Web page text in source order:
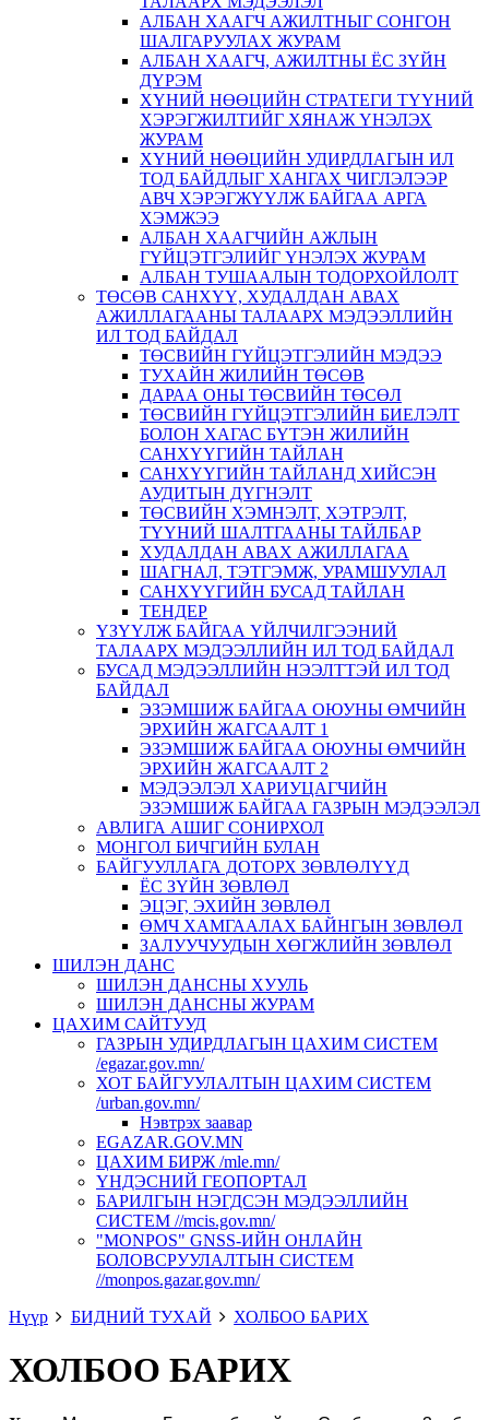
АЛБАН ХААГЧ АЖИЛТНЫГ СОНГОН
ШАЛГАРУУЛАХ ЖУРАМ
АЛБАН ХААГЧ, АЖИЛТНЫ ЁС ЗҮЙН
ДҮРЭМ
ХҮНИЙ НӨӨЦИЙН СТРАТЕГИ ТҮҮНИЙ
ХЭРЭГЖИЛТИЙГ ХЯНАЖ ҮНЭЛЭХ
ЖУРАМ
ХҮНИЙ НӨӨЦИЙН УДИРДЛАГЫН ИЛ
ТОД БАЙДЛЫГ ХАНГАХ ЧИГЛЭЛЭЭР
АВЧ ХЭРЭГЖҮҮЛЖ БАЙГАА АРГА
ХЭМЖЭЭ
АЛБАН ХААГЧИЙН АЖЛЫН
ГҮЙЦЭТГЭЛИЙГ ҮНЭЛЭХ ЖУРАМ
АЛБАН ТУШААЛЫН ТОДОРХОЙЛОЛТ
ТӨСӨВ САНХҮҮ, ХУДАЛДАН АВАХ
АЖИЛЛАГААНЫ ТАЛААРХ МЭДЭЭЛЛИЙН
ИЛ ТОД БАЙДАЛ
ТӨСВИЙН ГҮЙЦЭТГЭЛИЙН МЭДЭЭ
ТУХАЙН ЖИЛИЙН ТӨСӨВ
ДАРАА ОНЫ ТӨСВИЙН ТӨСӨЛ
ТӨСВИЙН ГҮЙЦЭТГЭЛИЙН БИЕЛЭЛТ
БОЛОН ХАГАС БҮТЭН ЖИЛИЙН
САНХҮҮГИЙН ТАЙЛАН
САНХҮҮГИЙН ТАЙЛАНД ХИЙСЭН
АУДИТЫН ДҮГНЭЛТ
ТӨСВИЙН ХЭМНЭЛТ, ХЭТРЭЛТ,
ТҮҮНИЙ ШАЛТГААНЫ ТАЙЛБАР
ХУДАЛДАН АВАХ АЖИЛЛАГАА
ШАГНАЛ, ТЭТГЭМЖ, УРАМШУУЛАЛ
САНХҮҮГИЙН БУСАД ТАЙЛАН
ТЕНДЕР
ҮЗҮҮЛЖ БАЙГАА ҮЙЛЧИЛГЭЭНИЙ
ТАЛААРХ МЭДЭЭЛЛИЙН ИЛ ТОД БАЙДАЛ
БУСАД МЭДЭЭЛЛИЙН НЭЭЛТТЭЙ ИЛ ТОД
БАЙДАЛ
ЭЗЭМШИЖ БАЙГАА ОЮУНЫ ӨМЧИЙН
ЭРХИЙН ЖАГСААЛТ 1
ЭЗЭМШИЖ БАЙГАА ОЮУНЫ ӨМЧИЙН
ЭРХИЙН ЖАГСААЛТ 2
МЭДЭЭЛЭЛ ХАРИУЦАГЧИЙН
ЭЗЭМШИЖ БАЙГАА ГАЗРЫН МЭДЭЭЛЭЛ
АВЛИГА АШИГ СОНИРХОЛ
МОНГОЛ БИЧГИЙН БУЛАН
БАЙГУУЛЛАГА ДОТОРХ ЗӨВЛӨЛҮҮД
ЁС ЗҮЙН ЗӨВЛӨЛ
ЭЦЭГ, ЭХИЙН ЗӨВЛӨЛ
ӨМЧ ХАМГААЛАХ БАЙНГЫН ЗӨВЛӨЛ
ЗАЛУУЧУУДЫН ХӨГЖЛИЙН ЗӨВЛӨЛ
ШИЛЭН ДАНС
ШИЛЭН ДАНСНЫ ХУУЛЬ
ШИЛЭН ДАНСНЫ ЖУРАМ
ЦАХИМ САЙТУУД
ГАЗРЫН УДИРДЛАГЫН ЦАХИМ СИСТЕМ
/egazar.gov.mn/
ХОТ БАЙГУУЛАЛТЫН ЦАХИМ СИСТЕМ
/urban.gov.mn/
Нэвтрэх заавар
EGAZAR.GOV.MN
ЦАХИМ БИРЖ /mle.mn/
ҮНДЭСНИЙ ГЕОПОРТАЛ
БАРИЛГЫН НЭГДСЭН МЭДЭЭЛЛИЙН
СИСТЕМ //mcis.gov.mn/
"MONPOS" GNSS-ИЙН ОНЛАЙН
БОЛОВСРУУЛАЛТЫН СИСТЕМ
//monpos.gazar.gov.mn/
Нүүр
БИДНИЙ ТУХАЙ ХОЛБОО БАРИХ
ХОЛБОО БАРИХ